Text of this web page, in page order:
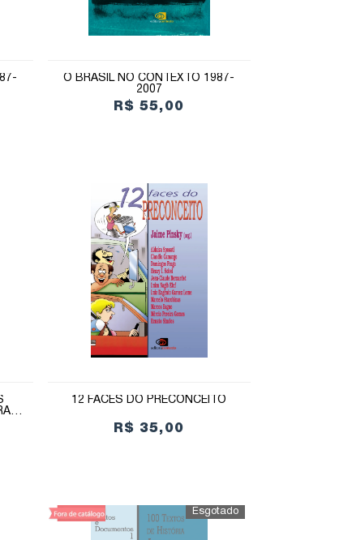
O BRASIL NO CONTEXTO 1987-
2007
R$ 55,00
12 FACES DO PRECONCEITO
R$ 35,00